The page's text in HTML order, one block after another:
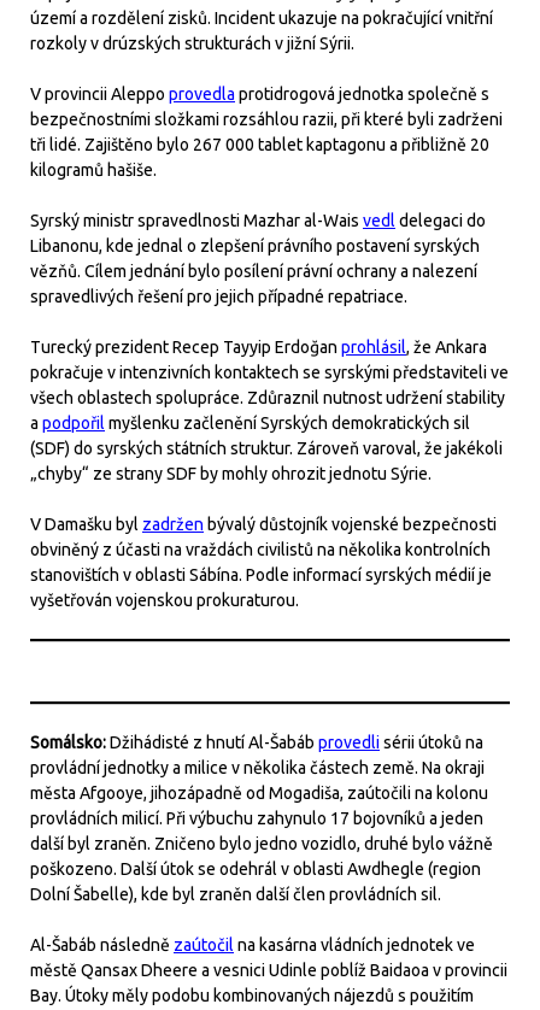
území a rozdělení zisků. Incident ukazuje na pokračující vnitřní
rozkoly v drúzských strukturách v jižní Sýrii.
V provincii Aleppo provedla protidrogová jednotka společně s
bezpečnostními složkami rozsáhlou razii, při které byli zadrženi
tři lidé. Zajištěno bylo 267 000 tablet kaptagonu a přibližně 20
kilogramů hašiše.
Syrský ministr spravedlnosti Mazhar al-Wais vedl delegaci do
Libanonu, kde jednal o zlepšení právního postavení syrských
vězňů. Cílem jednání bylo posílení právní ochrany a nalezení
spravedlivých řešení pro jejich případné repatriace.
Turecký prezident Recep Tayyip Erdoğan prohlásil, že Ankara
pokračuje v intenzivních kontaktech se syrskými představiteli ve
všech oblastech spolupráce. Zdůraznil nutnost udržení stability
a podpořil myšlenku začlenění Syrských demokratických sil
(SDF) do syrských státních struktur. Zároveň varoval, že jakékoli
„chyby“ ze strany SDF by mohly ohrozit jednotu Sýrie.
V Damašku byl zadržen bývalý důstojník vojenské bezpečnosti
obviněný z účasti na vraždách civilistů na několika kontrolních
stanovištích v oblasti Sábína. Podle informací syrských médií je
vyšetřován vojenskou prokuraturou.
Somálsko:Džihádisté z hnutí Al-Šabáb provedlisérii útoků na
provládní jednotky a milice v několika částech země. Na okraji
města Afgooye, jihozápadně od Mogadiša, zaútočili na kolonu
provládních milicí. Při výbuchu zahynulo 17 bojovníků a jeden
další byl zraněn. Zničeno bylo jedno vozidlo, druhé bylo vážně
poškozeno. Další útok se odehrál v oblasti Awdhegle (region
Dolní Šabelle), kde byl zraněn další člen provládních sil.
Al-Šabáb následně zaútočil na kasárna vládních jednotek ve
městě Qansax Dheere a vesnici Udinle poblíž Baidaoa v provincii
Bay. Útoky měly podobu kombinovaných nájezdů s použitím